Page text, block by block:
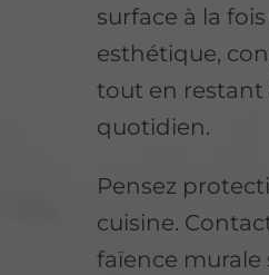
surface à la
esthétique,
tout en restant
quotidien.
Pensez
cuisine.
faïence murale